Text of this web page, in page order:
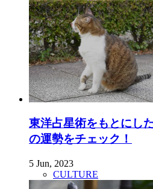
東洋占星術をもとにし
の運勢をチェック！
5 Jun, 2023
CULTURE